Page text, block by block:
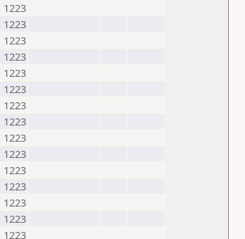
1223
1223
1223
1223
1223
1223
1223
1223
1223
1223
1223
1223
1223
1223
1223